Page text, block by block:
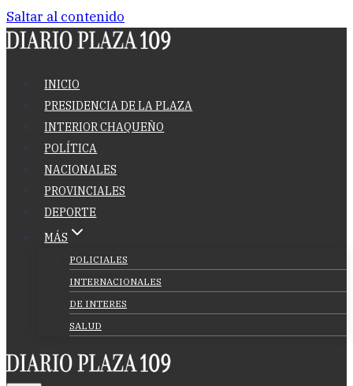
Saltar al contenido
INICIO
PRESIDENCIA DE LA PLAZA
INTERIOR CHAQUEÑO
POLÍTICA
NACIONALES
PROVINCIALES
DEPORTE
MÁS
POLICIALES
INTERNACIONALES
DE INTERES
SALUD